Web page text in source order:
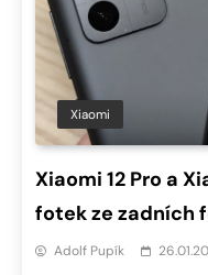
Xiaomi
Xiaomi 12 Pro a
fotek ze zadních
Adolf Pupík